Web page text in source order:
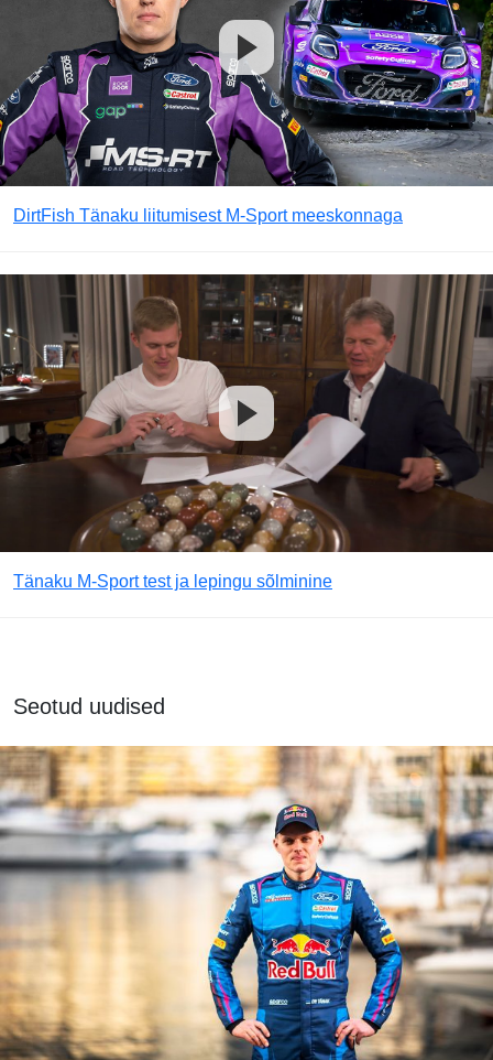
DirtFish Tänaku liitumisest M-Sport meeskonnaga
Tänaku M-Sport test ja lepingu sõlminine
Seotud uudised